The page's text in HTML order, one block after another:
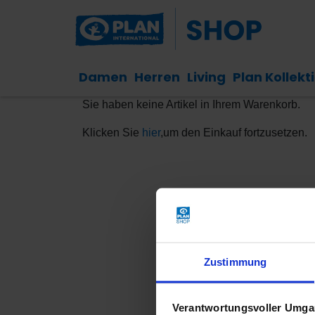
Zustimmung
Verantwortungsvoller
Damen Herren Living Plan
Sie haben keine Artikel in Ihrem Warenkorb.
Klicken Sie hier,um den Einkauf fortzusetzen.